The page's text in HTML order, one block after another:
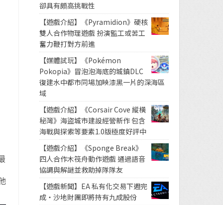
卻具有頗高挑戰性
【遊戲介紹】《Pyramidion》硬核
雙人合作物理遊戲 扮演監工或苦工
奮力鞭打對方前進
【媒體試玩】《Pokémon
Pokopia》冒泡泡海底的城鎮DLC
復建水中都市同場加映漆黑一片的深海區
域
【遊戲介紹】《Corsair Cove 縱橫
秘灣》海盜城市建設經營新作 包含
海戰與探索等要素1.0版極度好評中
【遊戲介紹】《Sponge Break》
四人合作木筏舟動作遊戲 通過語音
協調與解謎並救助掉隊隊友
【遊戲新聞】EA 私有化交易下週完
成・沙地財團即將持有九成股份